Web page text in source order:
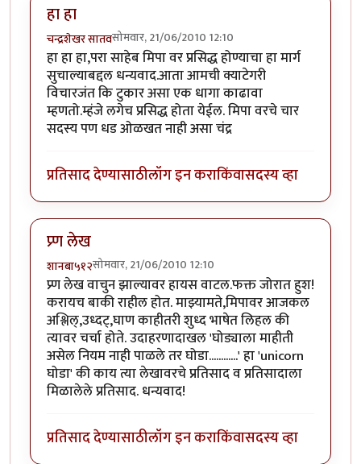
हा हा
चन्द्रशेखर सातवसोमवार, 21/06/2010 12:10
हा हा हा,परा साहेब मिपा वर प्रसिद्ध होण्याचा हा मार्ग
सुचाल्याबद्दल धन्यवाद.आता आमची क्याटेगरी
विचारजंत कि टुकार असा एक धागा काढावा
म्हणतो.म्हंजे लगेच प्रसिद्ध होता येईल. मिपा वरचे चार
सदस्य पण धड ओळखत नाही असा चंद्र
प्रतिसाद देण्यासाठीलॉग इन कराकिंवासदस्य व्हा
प्र्ण लेख
शानबा५१२सोमवार, 21/06/2010 12:10
प्र्ण लेख वाचुन झाल्यावर हायस वाटल.फक्त जोरात हुश!
करायच बाकी राहील होत. माझ्यामते,मिपावर आजकल
अश्लिल्,उध्दट्,घाण काहीतरी शुध्द भाषेत लिहल की
त्यावर चर्चा होते. उदाहरणादाखल 'घोड्याला माहीती
असेल नियम नाही पाळले तर घोडा............' हा 'unicorn
घोडा' की काय त्या लेखावरचे प्रतिसाद व प्रतिसादाला
मिळालेले प्रतिसाद. धन्यवाद!
प्रतिसाद देण्यासाठीलॉग इन कराकिंवासदस्य व्हा